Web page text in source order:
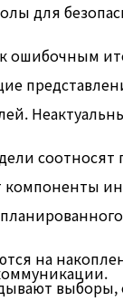
для
ошибочным
соотносят
на
выборы,